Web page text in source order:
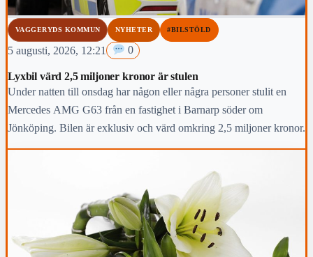
VAGGERYDS KOMMUN NYHETER #BILSTÖLD
5 augusti, 2026, 12:21 0
Lyxbil värd 2,5 miljoner kronor är stulen
Under natten till onsdag har någon eller några personer stulit en
Mercedes AMG G63 från en fastighet i Barnarp söder om
Jönköping. Bilen är exklusiv och värd omkring 2,5 miljoner kronor.